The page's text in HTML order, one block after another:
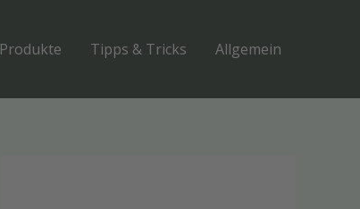
Produkte Tipps & Tricks Allgemein